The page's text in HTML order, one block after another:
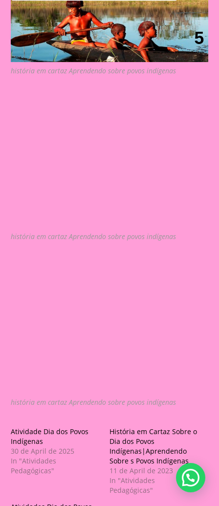
história em cartaz Aprendendo sobre povos indígenas
história em cartaz Aprendendo sobre povos indígenas
história em cartaz Aprendendo sobre povos indígenas
Atividade Dia dos Povos
Indígenas
30 de April de 2025
In "Atividades
Pedagógicas"
História em Cartaz Sobre o
Dia dos Povos
Indígenas|Aprendendo
Sobre s Povos Indígenas
11 de April de 2023
In "Atividades
Pedagógicas"